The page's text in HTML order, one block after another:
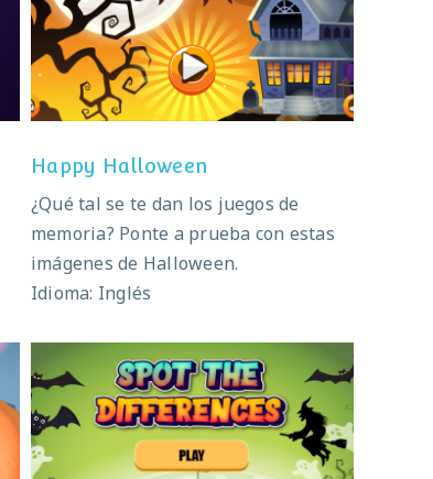
Happy Halloween
Happy Halloween
¿Qué tal se te dan los juegos de
memoria? Ponte a prueba con estas
imágenes de Halloween.
Idioma: Inglés
Spot the differences